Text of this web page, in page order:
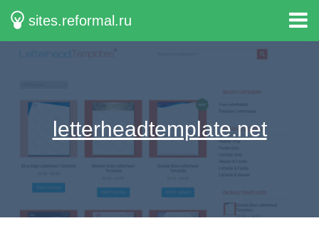
sites.reformal.ru
letterheadtemplate.net